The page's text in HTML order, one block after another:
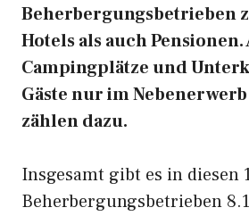
Beherbergungsbetrieben
Hotels als auch
Campingplätze und
Gäste nur im
zählen dazu.
Insgesamt gibt es in diesen
Beherbergungsbetrieben